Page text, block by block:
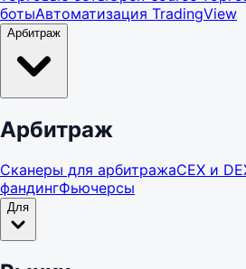
ботыАвтоматизация TradingView
Арбитраж
Арбитраж
Сканеры для арбитражаCEX и
фандингФьючерсы
Для